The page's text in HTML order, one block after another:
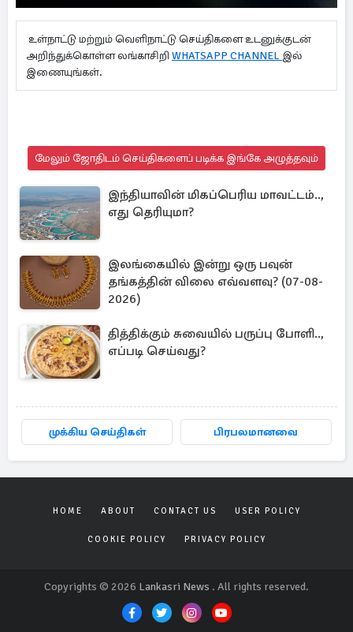
உள்நாட்டு மற்றும் வெளிநாட்டு செய்திகளை உடனுக்குடன்
அறிந்துக்கொள்ள லங்காசிறி WHATSAPP CHANNEL இல்
இணையுங்கள்.
மேலும் ஜோதிடம் செய்திகளைப் படிக்க இங்கே அழுத்தவும்
இந்தியாவின் மிகப்பெரிய மாவட்டம்..,
எது தெரியுமா?
இலங்கையில் இன்று ஒரு பவுன்
தங்கத்தின் விலை எவ்வளவு? (07-08-
2026)
தித்திக்கும் சுவையில் பருப்பு போளி..,
எப்படி செய்வது?
முக்கிய செய்திகள் பிரபலமானவை
HOME ABOUT CONTACT US USER POLICY
COOKIE POLICY PRIVACY POLICY
Copyrights © 2026 Lankasri News . All rights reserved.